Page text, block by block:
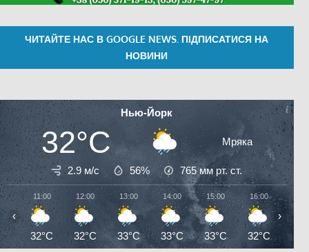
ЧИТАЙТЕ НАС В GOOGLE NEWS. ПІДПИСАТИСЯ НА
НОВИНИ
Нью-Йорк
32°C Мряка
2.9 м/с 56% 765мм рт. ст.
11:00
32°C
12:00
32°C
13:00
33°C
14:00
33°C
15:00
33°C
16:00
32°C
‹ ›